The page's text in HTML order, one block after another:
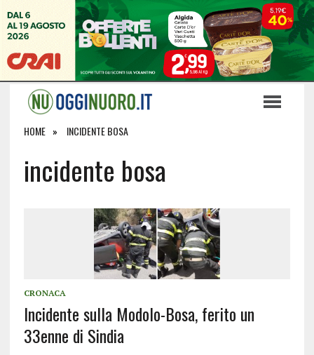
HOME INCIDENTE BOSA
incidente bosa
CRONACA
Incidente sulla Modolo-Bosa, ferito un
33enne di Sindia